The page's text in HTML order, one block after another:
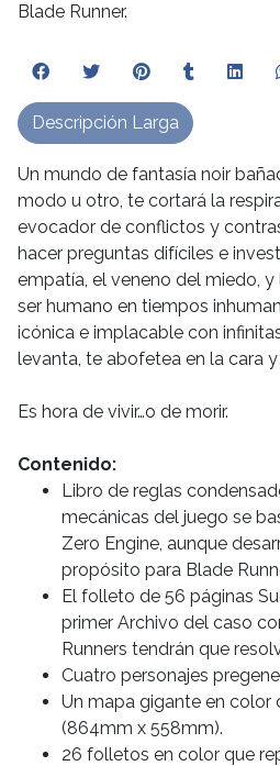
Blade Runner.
Un mundo de fantasía noir
modo u otro, te cortará la
evocador de conflictos y
hacer preguntas difíciles e
empatía, el veneno del miedo,
ser humano en tiempos
icónica e implacable con
levanta, te abofetea en la cara
Es hora de vivir…o de morir.
Contenido:
Libro de reglas
mecánicas del juego se
Zero Engine, aunque
propósito para Blade
El folleto de 56 páginas
primer Archivo del caso
Runners tendrán que
Cuatro personajes
Un mapa gigante en color
(864mm x 558mm).
26 folletos en color que
Descripción Larga